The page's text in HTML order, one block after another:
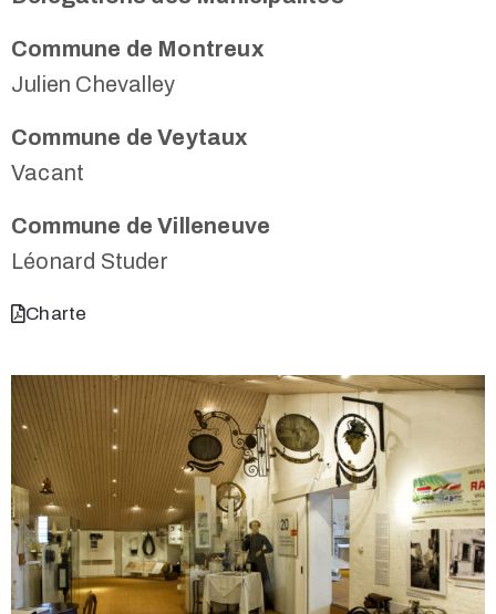
Commune de Montreux
Julien Chevalley
Commune de Veytaux
Vacant
Commune de Villeneuve
Léonard Studer
Charte